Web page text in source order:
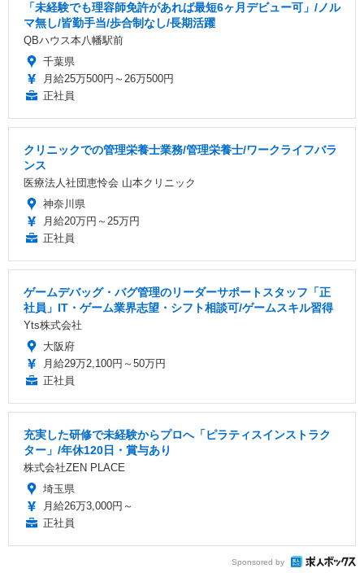
「未経験でも理容師免許があれば最短6ヶ月デビュー可」/ノル
マ無し/皆勤手当/歩合制なし/長期活躍
QBハウス本八幡駅前
千葉県
月給25万500円～26万500円
正社員
クリニックでの管理栄養士業務/管理栄養士/ワークライフバラ
ンス
医療法人社団恵怜会 山本クリニック
神奈川県
月給20万円～25万円
正社員
ゲームデバッグ・バグ管理のリーダーサポートスタッフ「正
社員」IT・ゲーム業界志望・シフト相談可/ゲームスキル習得
Yts株式会社
大阪府
月給29万2,100円～50万円
正社員
充実した研修で未経験からプロへ「ピラティスインストラク
ター」/年休120日・賞与あり
株式会社ZEN PLACE
埼玉県
月給26万3,000円～
正社員
Sponsored by